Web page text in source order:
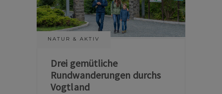
NATUR & AKTIV
Drei gemütliche
Rundwanderungen durchs
Vogtland